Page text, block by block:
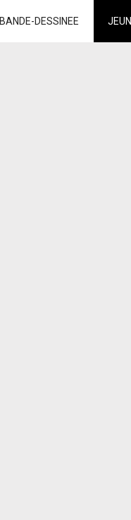
BANDE-DESSINEE